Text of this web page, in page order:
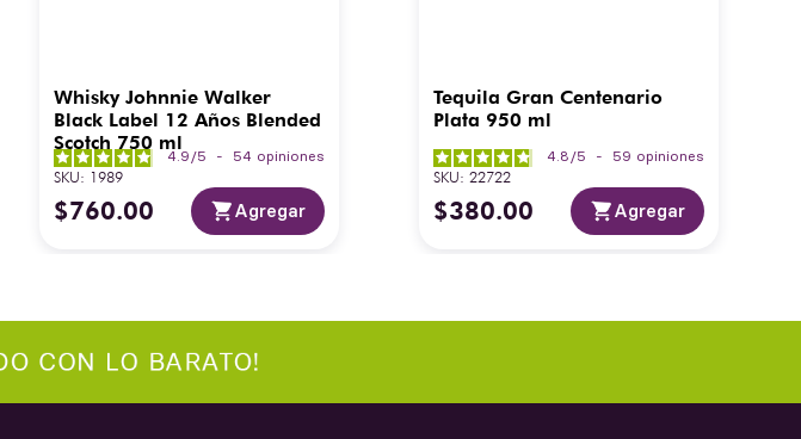
Whisky Johnnie Walker
Black Label 12 Años Blended
Scotch 750 ml
4.9 /5 - 54 opiniones
SKU: 1989
$760.00 Agregar
Tequila Gran Centenario
Plata 950 ml
4.8 /5 - 59 opiniones
SKU: 22722
$380.00 Agregar